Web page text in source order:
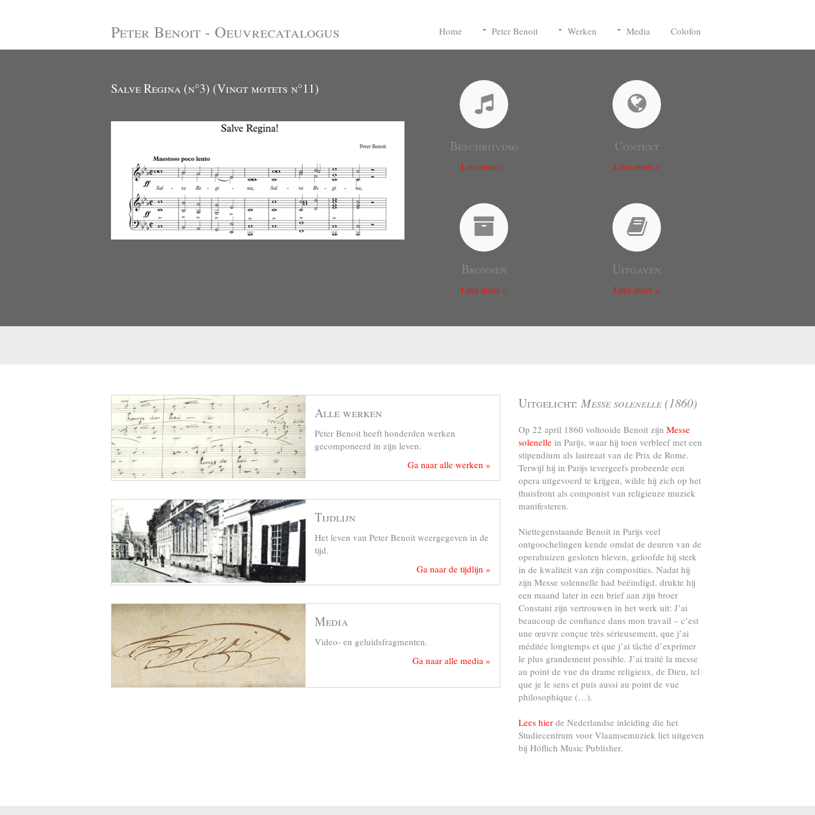
Peter Benoit - Oeuvrecatalogus Home Peter Benoit Werken Media Colofon
Salve Regina (n°3) (Vingt motets n°11)
Beschrijving
Lees meer »
Bronnen
Lees meer »
Context
Lees meer »
Uitgaven
Lees meer »
Alle werken
Peter Benoit heeft honderden werken
gecomponeerd in zijn leven.
Ga naar alle werken »
Tijdlijn
Het leven van Peter Benoit weergegeven in de
tijd.
Ga naar de tijdlijn »
Media
Video- en geluidsfragmenten.
Ga naar alle media »
Uitgelicht: Messe solenelle (1860)
Op 22 april 1860 voltooide Benoit zijn Messe
solenelle in Parijs, waar hij toen verbleef met een
stipendium als laureaat van de Prix de Rome.
Terwijl hij in Parijs tevergeefs probeerde een
opera uitgevoerd te krijgen, wilde hij zich op het
thuisfront als componist van religieuze muziek
manifesteren.
Niettegenstaande Benoit in Parijs veel
ontgoochelingen kende omdat de deuren van de
operahuizen gesloten bleven, geloofde hij sterk
in de kwaliteit van zijn composities. Nadat hij
zijn Messe solennelle had beëindigd, drukte hij
een maand later in een brief aan zijn broer
Constant zijn vertrouwen in het werk uit: J’ai
beaucoup de confiance dans mon travail – c’est
une œuvre conçue très sérieusement, que j’ai
méditée longtemps et que j’ai tâché d’exprimer
le plus grandement possible. J’ai traité la messe
au point de vue du drame religieux, de Dieu, tel
que je le sens et puis aussi au point de vue
philosophique (…).
Lees hier de Nederlandse inleiding die het
Studiecentrum voor Vlaamsemuziek liet uitgeven
bij Höflich Music Publisher.